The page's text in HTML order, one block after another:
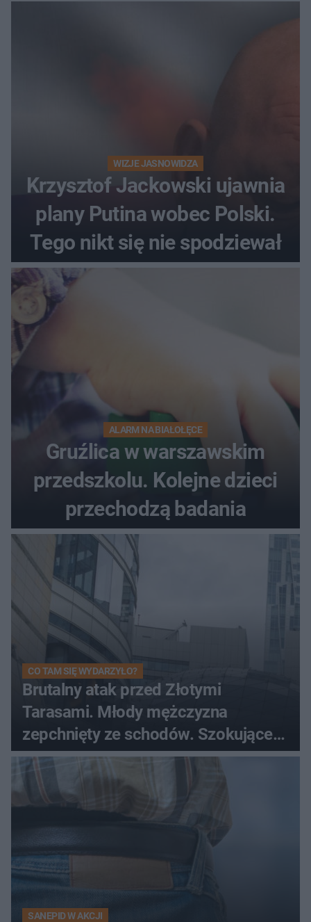
WIZJE JASNOWIDZA
Krzysztof Jackowski ujawnia
plany Putina wobec Polski.
Tego nikt się nie spodziewał
ALARM NA BIAŁOŁĘCE
Gruźlica w warszawskim
przedszkolu. Kolejne dzieci
przechodzą badania
CO TAM SIĘ WYDARZYŁO?
Brutalny atak przed Złotymi
Tarasami. Młody mężczyzna
zepchnięty ze schodów. Szokujące
nagranie krąży po sieci
SANEPID W AKCJI